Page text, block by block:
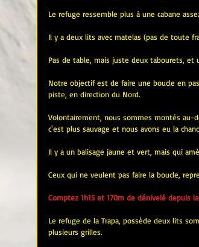
Le refuge ressemble plus à une cabane
Il y a deux lits avec matelas (pas de toute
Pas de table, mais juste deux tabourets, et
Notre objectif est de faire une boucle en
piste, en direction du Nord.
Volontairement, nous sommes montés au-
c'est plus sauvage et nous avons eu la
Il y a un balisage jaune et vert, mais qui
Ceux qui ne veulent pas faire la boucle,
Comptez 1h15 et 170m de dénivelé depuis
Le refuge de la Trapa, possède deux lits
plusieurs grilles.